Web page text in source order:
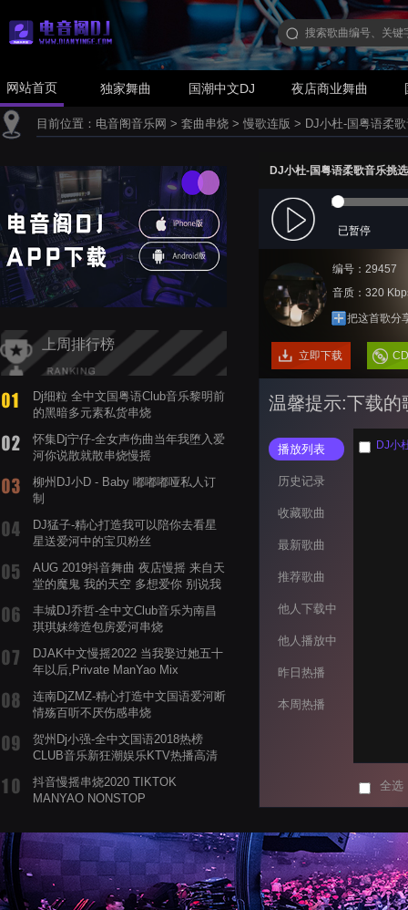
网站首页 独家舞曲 国潮中文DJ 夜店商业舞曲
目前位置： 电音阁音乐网 > 套曲串烧 > 慢歌连版 > DJ小杜-国粤语柔
上周排行榜
Dj细粒 全中文国粤语Club音乐黎明前
的黑暗多元素私货串烧
怀集Dj宁仔-全女声伤曲当年我堕入爱
河你说散就散串烧慢摇
柳州DJ小D - Baby 嘟嘟嘟哑私人订
制
DJ猛子-精心打造我可以陪你去看星
星送爱河中的宝贝粉丝
AUG 2019抖音舞曲 夜店慢摇 来自天
堂的魔鬼 我的天空 多想爱你 别说我
丰城DJ乔哲-全中文Club音乐为南昌
琪琪妹缔造包房爱河串烧
DJAK中文慢摇2022 当我娶过她五十
年以后,Private ManYao Mix
连南DjZMZ-精心打造中文国语爱河断
情殇百听不厌伤感串烧
贺州Dj小强-全中文国语2018热榜
CLUB音乐新狂潮娱乐KTV热播高清
抖音慢摇串烧2020 TIKTOK
MANYAO NONSTOP
蝉爸爸妈妈爱存在夏天的风是想你的
声音啊
DJ小杜-国粤语柔歌音乐挑
已暂停
编号：29457
音质：320
把这首歌分
立即下载
温馨提示:下载的
播放列表
历史记录
收藏歌曲
最新歌曲
推荐歌曲
他人下载中
他人播放中
昨日热播
本周热播
DJ小
全选